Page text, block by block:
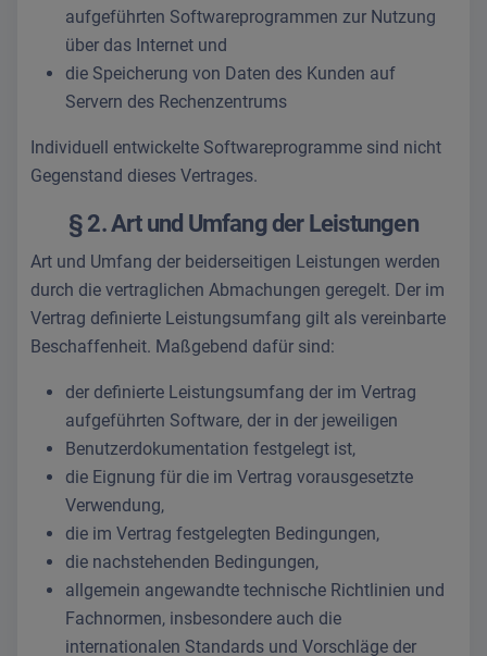
aufgeführten Softwareprogrammen zur Nutzung
über das Internet und
die Speicherung von Daten des Kunden auf
Servern des Rechenzentrums
Individuell entwickelte Softwareprogramme sind nicht
Gegenstand dieses Vertrages.
§ 2. Art und Umfang der Leistungen
Art und Umfang der beiderseitigen Leistungen werden
durch die vertraglichen Abmachungen geregelt. Der im
Vertrag definierte Leistungsumfang gilt als vereinbarte
Beschaffenheit. Maßgebend dafür sind:
der definierte Leistungsumfang der im Vertrag
aufgeführten Software, der in der jeweiligen
Benutzerdokumentation festgelegt ist,
die Eignung für die im Vertrag vorausgesetzte
Verwendung,
die im Vertrag festgelegten Bedingungen,
die nachstehenden Bedingungen,
allgemein angewandte technische Richtlinien und
Fachnormen, insbesondere auch die
internationalen Standards und Vorschläge der